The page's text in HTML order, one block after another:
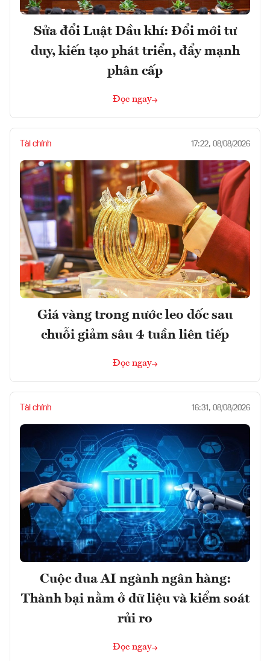
Sửa đổi Luật Dầu khí: Đổi mới tư
duy, kiến tạo phát triển, đẩy mạnh
phân cấp
Đọc ngay
Tài chính 17:22, 08/08/2026
Giá vàng trong nước leo dốc sau
chuỗi giảm sâu 4 tuần liên tiếp
Đọc ngay
Tài chính 16:31, 08/08/2026
Cuộc đua AI ngành ngân hàng:
Thành bại nằm ở dữ liệu và kiểm soát
rủi ro
Đọc ngay